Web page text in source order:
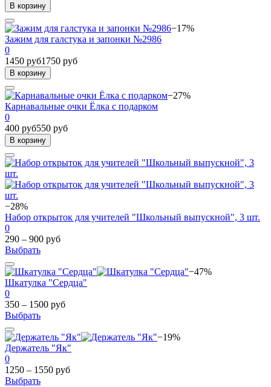
В корзину
−17%
Зажим для галстука и запонки №2986
0
1450 руб1750 руб
В корзину
−27%
Карнавальные очки Ёлка с подарком
0
400 руб550 руб
В корзину
−28%
Набор открыток для учителей "Школьный выпускной", 3 шт.
0
290 – 900 руб
Выбрать
−47%
Шкатулка "Сердца"
0
350 – 1500 руб
Выбрать
−19%
Держатель "Як"
0
1250 – 1550 руб
Выбрать